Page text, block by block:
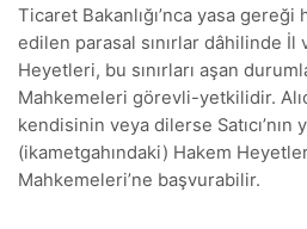
Ticaret Bakanlığı’nca yasa
edilen parasal sınırlar dâhilinde İl
Heyetleri, bu sınırları aşan
Mahkemeleri görevli-yetkilidir.
kendisinin veya dilerse
(ikametgahındaki) Hakem
Mahkemeleri’ne başvurabilir.